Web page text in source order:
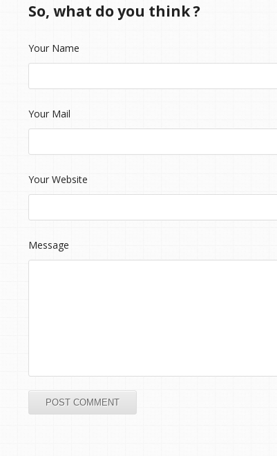
So, what do you think ?
Your Name
Your Mail
Your Website
Message